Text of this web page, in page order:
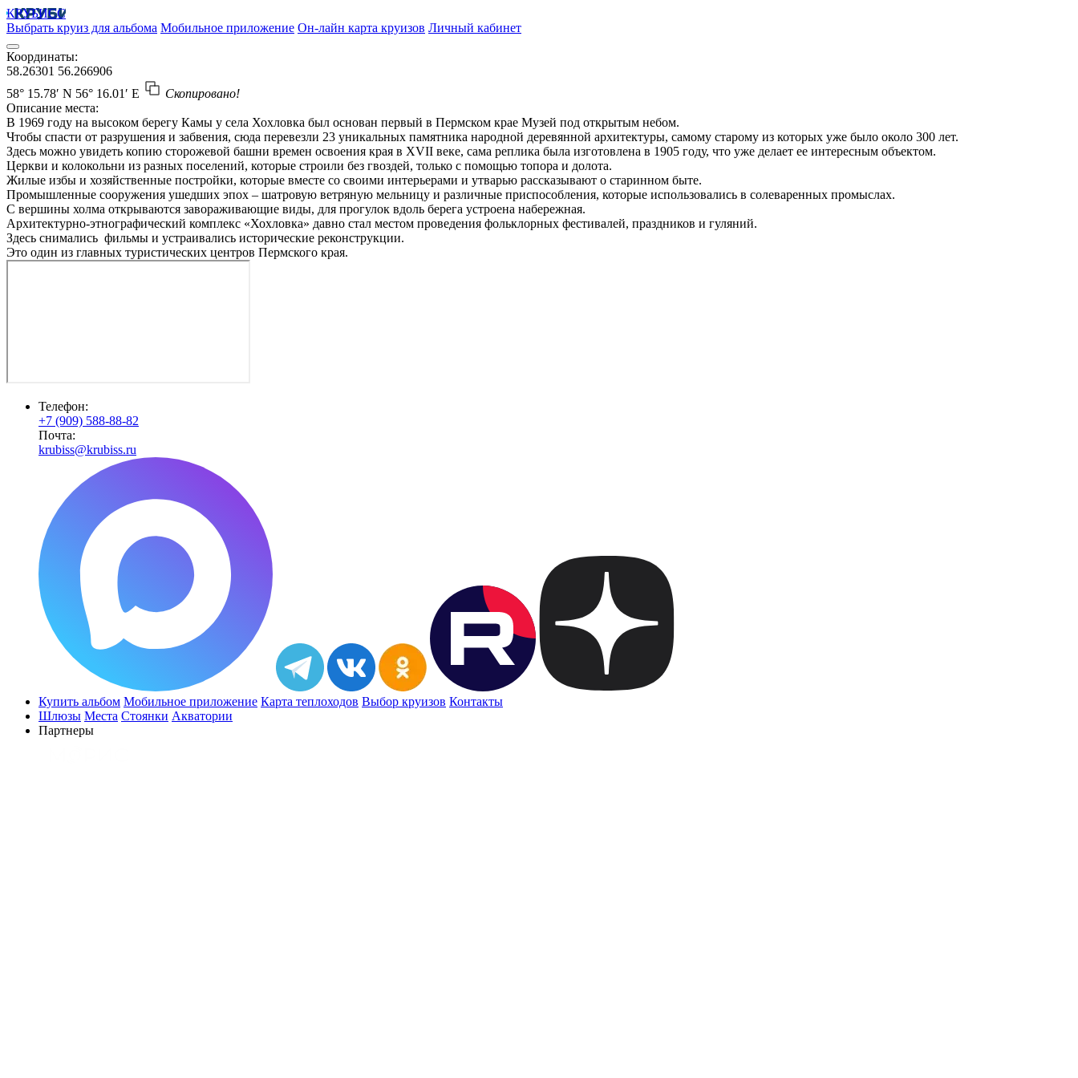
КРУБИСС
Выбрать круиз для альбома Мобильное приложение Он-лайн карта круизов Личный кабинет
Координаты:
58.26301 56.266906
58° 15.78′ N 56° 16.01′ E
Скопировано!
Описание места:
В 1969 году на высоком берегу Камы у села Хохловка был основан первый в Пермском крае Музей под открытым небом.
Чтобы спасти от разрушения и забвения, сюда перевезли 23 уникальных памятника народной деревянной архитектуры, самому старому из которых уже было около 300 лет.
Здесь можно увидеть копию сторожевой башни времен освоения края в XVII веке, сама реплика была изготовлена в 1905 году, что уже делает ее интересным объектом.
Церкви и колокольни из разных поселений, которые строили без гвоздей, только с помощью топора и долота.
Жилые избы и хозяйственные постройки, которые вместе со своими интерьерами и утварью рассказывают о старинном быте.
Промышленные сооружения ушедших эпох – шатровую ветряную мельницу и различные приспособления, которые использовались в солеваренных промыслах.
С вершины холма открываются завораживающие виды, для прогулок вдоль берега устроена набережная.
Архитектурно-этнографический комплекс «Хохловка» давно стал местом проведения фольклорных фестивалей, праздников и гуляний.
Здесь снимались фильмы и устраивались исторические реконструкции.
Это один из главных туристических центров Пермского края.
Телефон:
+7 (909) 588-88-82
Почта:
krubiss@krubiss.ru
Купить альбом Мобильное приложение Карта теплоходов Выбор круизов Контакты
Шлюзы Места Стоянки Акватории
Партнеры